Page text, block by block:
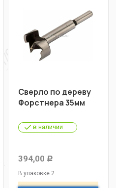
Сверло по дереву
Форстнера 35мм
в наличии
394,00 Р
В упаковке 2